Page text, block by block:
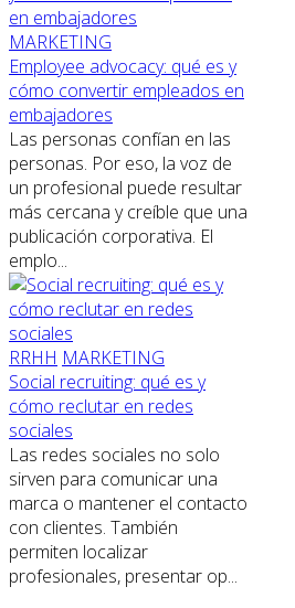
MARKETING
Employee advocacy: qué es y
cómo convertir empleados en
embajadores
Las personas confían en las
personas. Por eso, la voz de
un profesional puede resultar
más cercana y creíble que una
publicación corporativa. El
emplo...
RRHH MARKETING
Social recruiting: qué es y
cómo reclutar en redes
sociales
Las redes sociales no solo
sirven para comunicar una
marca o mantener el contacto
con clientes. También
permiten localizar
profesionales, presentar op...